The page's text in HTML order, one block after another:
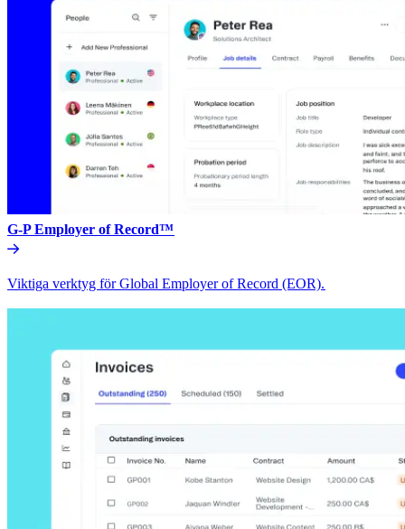
G-P Employer of Record™​​
Viktiga verktyg för Global Employer of Record (EOR).​​